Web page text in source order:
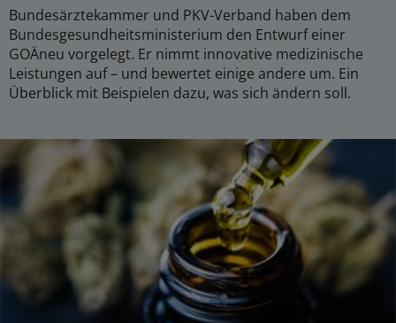
Bundesärztekammer und PKV-Verband haben dem
Bundesgesundheitsministerium den Entwurf einer
GOÄneu vorgelegt. Er nimmt innovative medizinische
Leistungen auf – und bewertet einige andere um. Ein
Überblick mit Beispielen dazu, was sich ändern soll.